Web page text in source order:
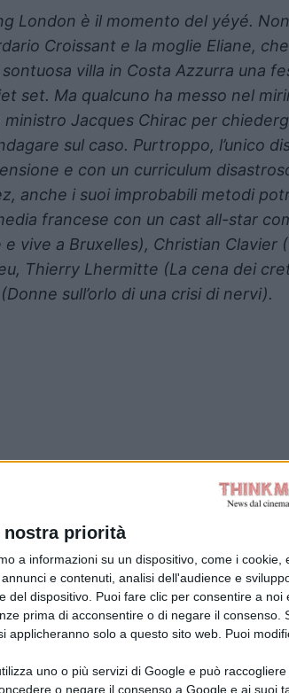
nostra priorità
a informazioni su un dispositivo, come i
e contenuti, analisi dell'audience e
del dispositivo. Puoi fare clic per consentire a
prima di acconsentire o di negare il consenso.
solo a questo sito web. Puoi
uno o più servizi di Google e può
o negare il consenso a Google e ai
London è il momento del yéyé.
Croissant e la moglie Eliane,
villa in Costa Azzurra una
set. Ma qualcuno ha messo nel
ministro Jacques Chirac per
sul caso. Purtroppo, l’unico
e con un curriculum
anche i suoi improbabili metodi
francese con un cast all-star
vive a Bruxelles), Christian Clavier
Thierry Lhermitte (La cena dei
sull’orlo di una crisi di nervi).
Tag:
Emanuela Giuliani